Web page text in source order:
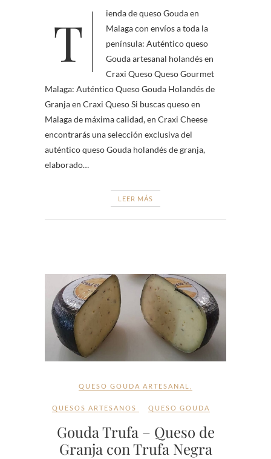
Tienda de queso Gouda en
Malaga con envíos a toda la
península: Auténtico queso
Gouda artesanal holandés en
Craxi Queso Queso Gourmet
Malaga: Auténtico Queso Gouda Holandés de
Granja en Craxi Queso Si buscas queso en
Malaga de máxima calidad, en Craxi Cheese
encontrarás una selección exclusiva del
auténtico queso Gouda holandés de granja,
elaborado…
LEER MÁS
QUESO GOUDA ARTESANAL
QUESOS ARTESANOS QUESO GOUDA
Gouda Trufa – Queso de
Granja con Trufa Negra